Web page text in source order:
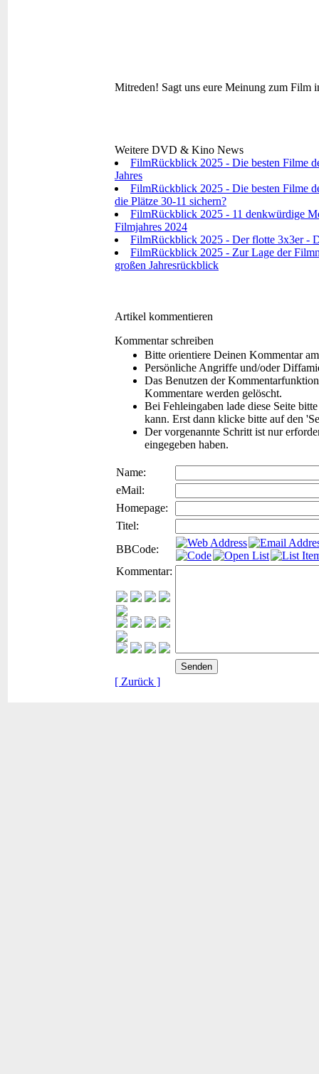
Mitreden! Sagt uns eure Meinung zum Film
Weitere DVD & Kino News
FilmRückblick 2025 - Die besten Filme
Jahres
FilmRückblick 2025 - Die besten Filme
die Plätze 30-11 sichern?
FilmRückblick 2025 - 11 denkwürdige
Filmjahres 2024
FilmRückblick 2025 - Der flotte 3x3er -
FilmRückblick 2025 - Zur Lage der
großen Jahresrückblick
Artikel kommentieren
Kommentar schreiben
Bitte orientiere Deinen Kommentar
Persönliche Angriffe und/oder
Das Benutzen der
Kommentare werden gelöscht.
Bei Fehleingaben lade diese Seite
kann. Erst dann klicke bitte auf den
Der vorgenannte Schritt ist nur
eingegeben haben.
Name:
eMail:
Homepage:
Titel:
BBCode:
Kommentar:
[ Zurück ]